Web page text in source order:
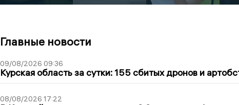
Главные новости
09/08/2026 09:36
Курская область за сутки: 155 сбитых дронов и
08/08/2026 17:22